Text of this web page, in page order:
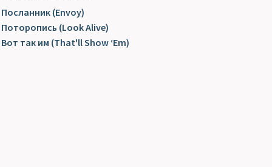
Посланник (Envoy)
Поторопись (Look Alive)
Вот так им (That'll Show ‘Em)